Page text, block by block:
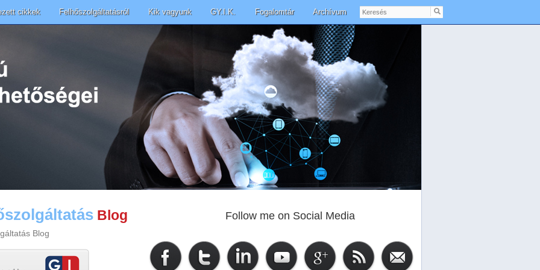
cikkek Felhőszolgáltatásról Kik vagyunk GY.I.K. Fogalomtár Archívum
Keresés
Blog
Blog
Follow me on Social Media